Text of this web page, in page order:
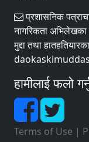
प्रशासनिक
नागरिकता
मुद्दा तथा
हामीलाई फलो
Terms of Use |